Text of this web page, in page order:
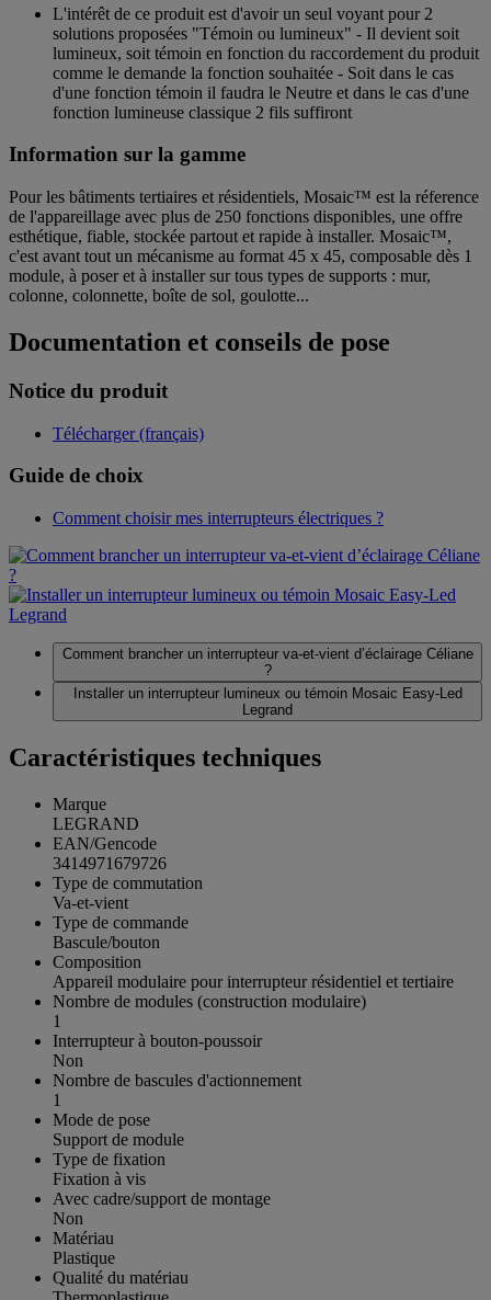
L'intérêt de ce produit est d'avoir un seul voyant pour 2
solutions proposées "Témoin ou lumineux" - Il devient soit
lumineux, soit témoin en fonction du raccordement du produit
comme le demande la fonction souhaitée - Soit dans le cas
d'une fonction témoin il faudra le Neutre et dans le cas d'une
fonction lumineuse classique 2 fils suffiront
Information sur la gamme
Pour les bâtiments tertiaires et résidentiels, Mosaic™ est la réference
de l'appareillage avec plus de 250 fonctions disponibles, une offre
esthétique, fiable, stockée partout et rapide à installer. Mosaic™,
c'est avant tout un mécanisme au format 45 x 45, composable dès 1
module, à poser et à installer sur tous types de supports : mur,
colonne, colonnette, boîte de sol, goulotte...
Documentation et conseils de pose
Notice du produit
Télécharger (français)
Guide de choix
Comment choisir mes interrupteurs électriques ?
Comment brancher un interrupteur va-et-vient d’éclairage Céliane
?
Installer un interrupteur lumineux ou témoin Mosaic Easy-Led
Legrand
Caractéristiques techniques
Marque
LEGRAND
EAN/Gencode
3414971679726
Type de commutation
Va-et-vient
Type de commande
Bascule/bouton
Composition
Appareil modulaire pour interrupteur résidentiel et tertiaire
Nombre de modules (construction modulaire)
1
Interrupteur à bouton-poussoir
Non
Nombre de bascules d'actionnement
1
Mode de pose
Support de module
Type de fixation
Fixation à vis
Avec cadre/support de montage
Non
Matériau
Plastique
Qualité du matériau